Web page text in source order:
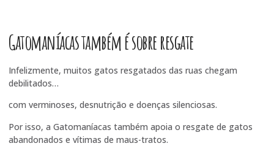
Gatomaníacas também é sobre resgate
Infelizmente, muitos gatos resgatados das ruas chegam
debilitados…
com verminoses, desnutrição e doenças silenciosas.
Por isso, a Gatomaníacas também apoia o resgate de gatos
abandonados e vítimas de maus-tratos.